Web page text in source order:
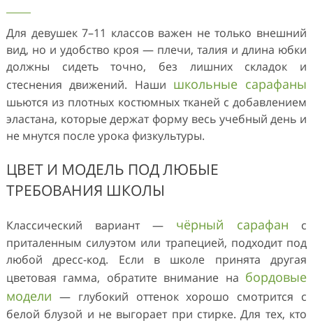
Для девушек 7–11 классов важен не только внешний
вид, но и удобство кроя — плечи, талия и длина юбки
должны сидеть точно, без лишних складок и
стеснения движений. Наши школьные сарафаны
шьются из плотных костюмных тканей с добавлением
эластана, которые держат форму весь учебный день и
не мнутся после урока физкультуры.
ЦВЕТ И МОДЕЛЬ ПОД ЛЮБЫЕ
ТРЕБОВАНИЯ ШКОЛЫ
Классический вариант — чёрный сарафан с
приталенным силуэтом или трапецией, подходит под
любой дресс-код. Если в школе принята другая
цветовая гамма, обратите внимание на бордовые
модели — глубокий оттенок хорошо смотрится с
белой блузой и не выгорает при стирке. Для тех, кто